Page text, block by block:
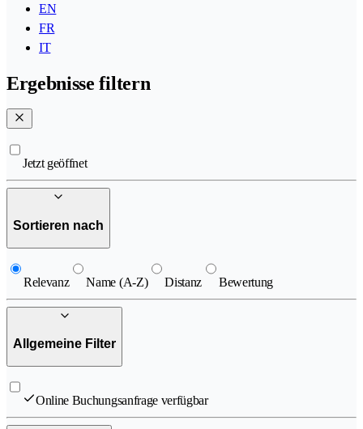
EN
FR
IT
Ergebnisse filtern
Jetzt geöffnet
Sortieren nach
Relevanz Name (A-Z) Distanz Bewertung
Allgemeine Filter
Online Buchungsanfrage verfügbar